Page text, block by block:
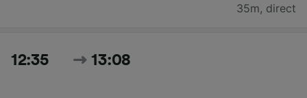
35m, direct
12:35 13:08